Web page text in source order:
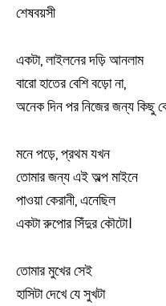
শেষবয়সী
একটা, লাইলনের দড়ি আনলাম
বারো হাতের বেশি বড়ো না,
অনেক দিন পর নিজের জন্য কিছু
মনে পড়ে, প্রথম যখন
তোমার জন্য এই অল্প মাইনে
পাওয়া কেরানী, এনেছিল
একটা রুপোর সিঁদুর কৌটো।
তোমার মুখের সেই
হাসিটা দেখে যে সুখটা